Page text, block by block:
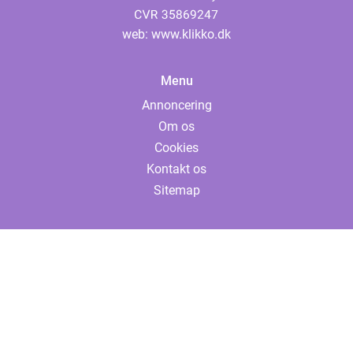
web: www.klikko.dk
Menu
Annoncering
Om os
Cookies
Kontakt os
Sitemap